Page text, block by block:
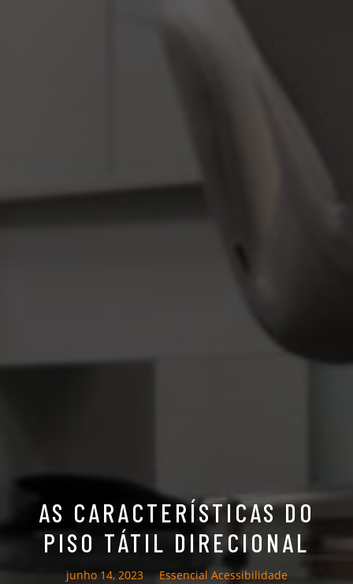
AS CARACTERÍSTICAS DO
PISO TÁTIL DIRECIONAL
junho 14, 2023 Essencial Acessibilidade